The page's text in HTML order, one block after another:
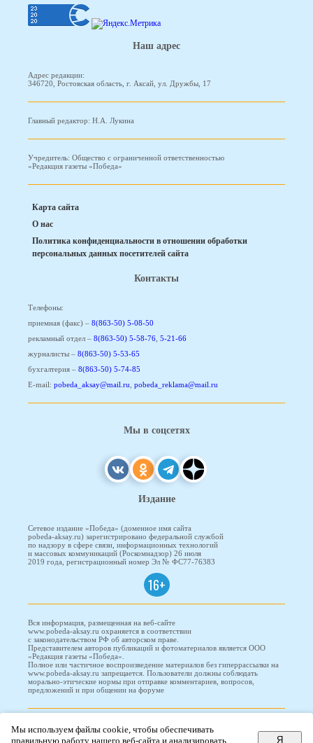
Наш адрес
Адрес редакции:
346720, Ростовская область, г. Аксай, ул. Дружбы, 17
Главный редактор: Н.А. Лукина
Учредитель: Общество с ограниченной ответственностью
«Редакция газеты «Победа»
Карта сайта
О нас
Политика конфиденциальности в отношении обработки
персональных данных посетителей сайта
Контакты
Телефоны:
приемная (факс) – 8(863-50) 5-08-50
рекламный отдел – 8(863-50) 5-58-76, 5-21-66
журналисты – 8(863-50) 5-53-65
бухгалтерия – 8(863-50) 5-74-85
E-mail: pobeda_aksay@mail.ru, pobeda_reklama@mail.ru
Мы в соцсетях
Издание
Сетевое издание «Победа» (доменное имя сайта
pobeda-aksay.ru) зарегистрировано федеральной службой
по надзору в сфере связи, информационных технологий
и массовых коммуникаций (Роскомнадзор) 26 июля
2019 года, регистрационный номер Эл № ФС77-76383
16+
Вся информация, размещенная на веб-сайте
www.pobeda-aksay.ru охраняется в соответствии
с законодательством РФ об авторском праве.
Представителем авторов публикаций и фотоматериалов является ООО
«Редакция газеты «Победа».
Полное или частичное воспроизведение материалов без гиперрассылки на
www.pobeda-aksay.ru запрещается. Пользователи должны соблюдать
морально-этические нормы при отправке комментариев, вопросов,
предложений и при общении на форуме
ПОБЕДА © 2010-2026
Мы используем файлы cookie, чтобы обеспечивать
правильную работу нашего веб-сайта и анализировать
Я